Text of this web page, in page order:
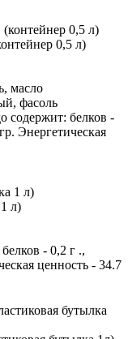
0,5 л)
масло
фасоль
содержит: белков -
Энергетическая
л)
- 0,2 г .,
ценность - 34.7